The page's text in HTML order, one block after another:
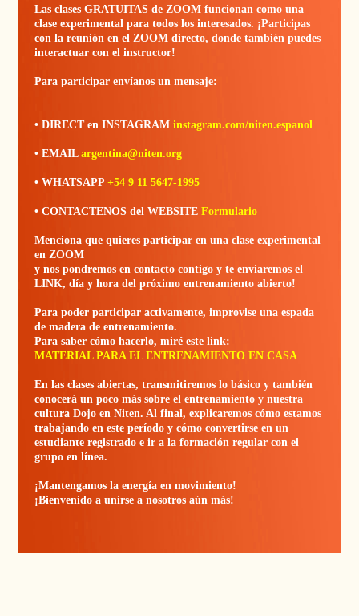
Las clases GRATUITAS de ZOOM funcionan como una
clase experimental para todos los interesados. ¡Participas
con la reunión en el ZOOM directo, donde también puedes
interactuar con el instructor!
Para participar envíanos un mensaje:
• DIRECT en INSTAGRAM instagram.com/niten.espanol
• EMAIL argentina@niten.org
• WHATSAPP +54 9 11 5647-1995
• CONTACTENOS del WEBSITE Formulario
Menciona que quieres participar en una clase experimental
en ZOOM
y nos pondremos en contacto contigo y te enviaremos el
LINK, día y hora del próximo entrenamiento abierto!
Para poder participar activamente, improvise una espada
de madera de entrenamiento.
Para saber cómo hacerlo, miré este link:
MATERIAL PARA EL ENTRENAMIENTO EN CASA
En las clases abiertas, transmitiremos lo básico y también
conocerá un poco más sobre el entrenamiento y nuestra
cultura Dojo en Niten. Al final, explicaremos cómo estamos
trabajando en este período y cómo convertirse en un
estudiante registrado e ir a la formación regular con el
grupo en línea.
¡Mantengamos la energía en movimiento!
¡Bienvenido a unirse a nosotros aún más!